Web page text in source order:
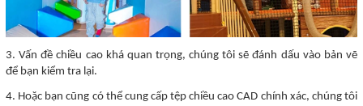
3. Vấn đề chiều cao khá quan trọng, chúng tôi sẽ đánh dấu vào bản vẽ
để bạn kiểm tra lại.
4. Hoặc bạn cũng có thể cung cấp tệp chiều cao CAD chính xác, chúng tôi